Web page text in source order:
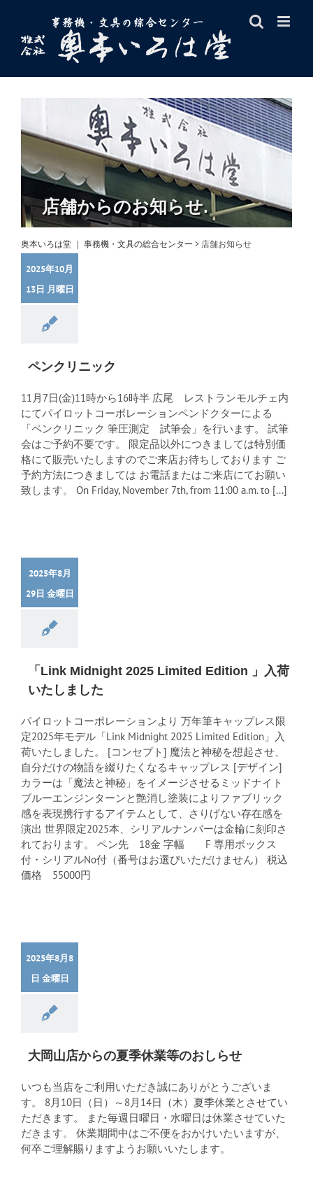
content
店舗からのお知らせ.
奥本いろは堂 ｜ 事務機・文具の総合センター > 店舗お知らせ
2025年10月
13日 月曜日
ペンクリニック
11月7日(金)11時から16時半 広尾 レストランモルチェ内
にてパイロットコーポレーションペンドクターによる
「ペンクリニック 筆圧測定 試筆会」を行います。 試筆
会はご予約不要です。 限定品以外につきましては特別価
格にて販売いたしますのでご来店お待ちしております ご
予約方法につきましては お電話またはご来店にてお願い
致します。 On Friday, November 7th, from 11:00 a.m. to [...]
2025年8月
29日 金曜日
「Link Midnight 2025 Limited Edition 」入荷
いたしました
パイロットコーポレーションより 万年筆キャップレス限
定2025年モデル「Link Midnight 2025 Limited Edition」入
荷いたしました。 [コンセプト] 魔法と神秘を想起させ、
自分だけの物語を綴りたくなるキャップレス [デザイン]
カラーは「魔法と神秘」をイメージさせるミッドナイト
ブルーエンジンターンと艶消し塗装によりファブリック
感を表現携行するアイテムとして、さりげない存在感を
演出 世界限定2025本、シリアルナンバーは金輪に刻印さ
れております。 ペン先 18金 字幅 F 専用ボックス
付・シリアルNo付（番号はお選びいただけません） 税込
価格 55000円
2025年8月8
日 金曜日
大岡山店からの夏季休業等のおしらせ
いつも当店をご利用いただき誠にありがとうございま
す。 8月10日（日）～8月14日（木）夏季休業とさせてい
ただきます。 また毎週日曜日・水曜日は休業させていた
だきます。 休業期間中はご不便をおかけいたいますが、
何卒ご理解賜りますようお願いいたします。